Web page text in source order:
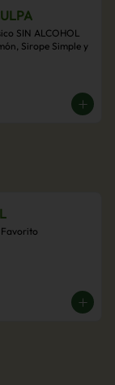
SIN ALCOHOL
Sirope Simple y